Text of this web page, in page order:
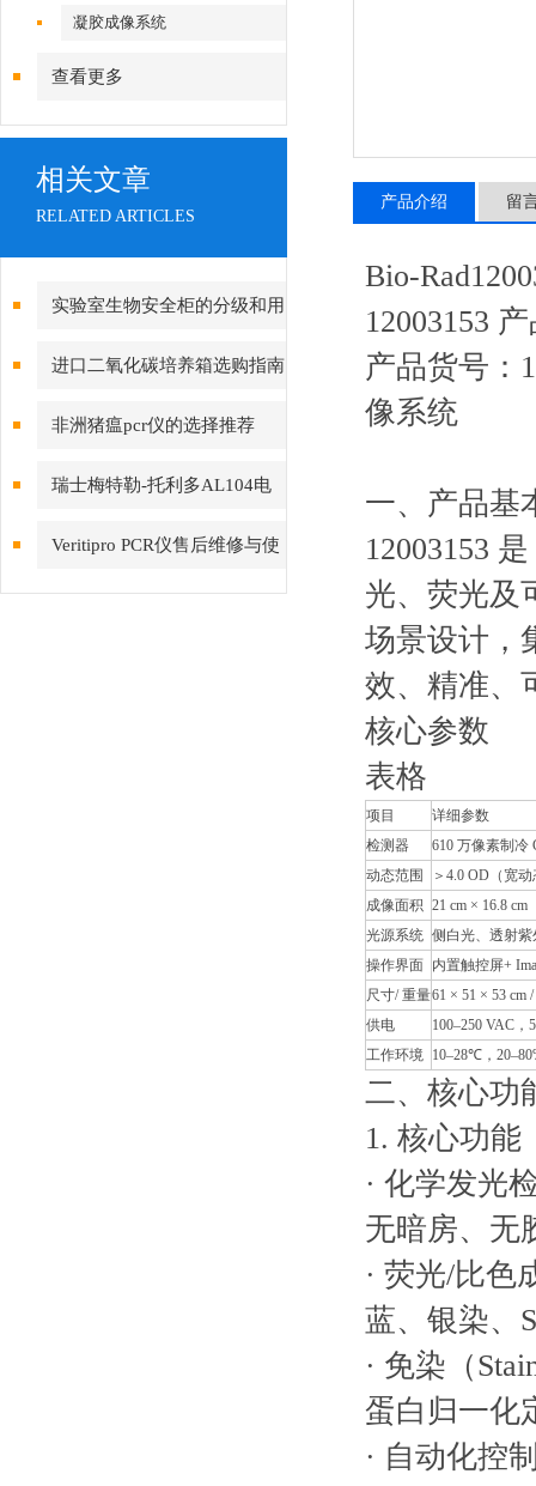
镜|倒置显微镜
凝胶成像系统
查看更多
相关文章
RELATED ARTICLES
实验室生物安全柜的分级和用
途介绍
进口二氧化碳培养箱选购指南
非洲猪瘟pcr仪的选择推荐
瑞士梅特勒-托利多AL104电
Veritipro PCR仪售后维修与使
用操作步骤
产品介绍 留
Bio-
12003153
产品货号：
像系统
一、产品基
12003153
光、荧光及
场景设计，
效、精准、
核心参数
表格
项目
详细参数
检测器
610 万像素制冷
动态范围
＞4.0 OD（宽
成像面积 21 cm × 16.8 cm
光源系统 侧白光、透射紫
操作界面 内置触控屏+
尺寸/ 重量61 × 51 × 53 cm
供电
100–250 VAC，
工作环境 10–28℃，
二、核心功
1. 核心功能
· 化学发光
无暗房、无
· 荧光/比色
蓝、银染、
· 免染（
蛋白归一化
· 自动化控